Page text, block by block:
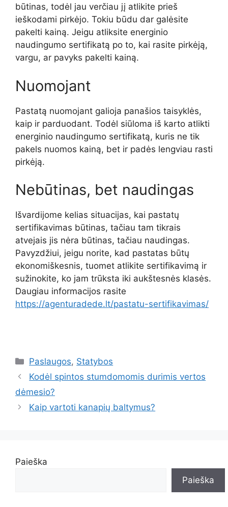
būtinas, todėl jau verčiau jį atlikite prieš
ieškodami pirkėjo. Tokiu būdu dar galėsite
pakelti kainą. Jeigu atliksite energinio
naudingumo sertifikatą po to, kai rasite pirkėją,
vargu, ar pavyks pakelti kainą.
Nuomojant
Pastatą nuomojant galioja panašios taisyklės,
kaip ir parduodant. Todėl siūloma iš karto atlikti
energinio naudingumo sertifikatą, kuris ne tik
pakels nuomos kainą, bet ir padės lengviau rasti
pirkėją.
Nebūtinas, bet naudingas
Išvardijome kelias situacijas, kai pastatų
sertifikavimas būtinas, tačiau tam tikrais
atvejais jis nėra būtinas, tačiau naudingas.
Pavyzdžiui, jeigu norite, kad pastatas būtų
ekonomiškesnis, tuomet atlikite sertifikavimą ir
sužinokite, ko jam trūksta iki aukštesnės klasės.
Daugiau informacijos rasite
https://agenturadede.lt/pastatu-sertifikavimas/
Kategorijos
Paslaugos, Statybos
Kodėl spintos stumdomomis durimis vertos
dėmesio?
Kaip vartoti kanapių baltymus?
Paieška
Paieška